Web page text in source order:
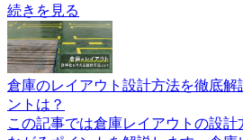
続きを見る
倉庫のレイアウト設計方法を徹底解
ントは？
この記事では倉庫レイアウトの設